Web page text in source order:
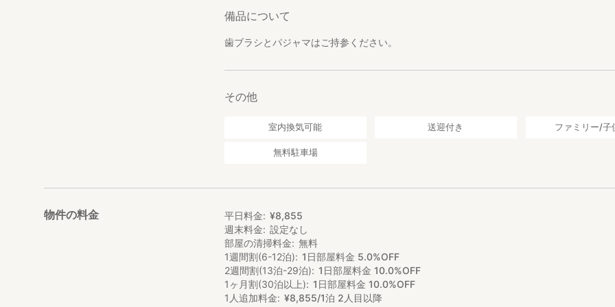
備品について
歯ブラシとパジャマはご持参ください。
その他
室内換気可能 送迎付き ファミリー/子
無料駐車場
物件の料金 平日料金 ¥8,855
週末料金
設定なし
部屋の清掃料金
無料
1週間割(6-12泊)
1日部屋料金 5.0%OFF
2週間割(13泊-29泊)
1日部屋料金 10.0%OFF
1ヶ月割(30泊以上)
1日部屋料金 10.0%OFF
1人追加料金
¥8,855/1泊 2人目以降